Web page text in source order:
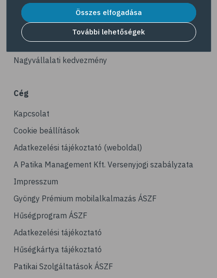
# illóolaj
# fertőző betegségek
# immunrendszer
# látás
# szemszárazság
# stresszcsökkentés
# agy
# agyműködés
# memória
# alvás
# gyerek
# erőszak
# agresszió
# intelligencia
Dermokozmetikumok
Gyöngy Patika Magazin
Patika kereső
Nagyvállalati kedvezmény
Cég
Kapcsolat
Cookie beállítások
Adatkezelési tájékoztató (weboldal)
A Patika Management Kft. Versenyjogi szabályzata
Impresszum
Gyöngy Prémium mobilalkalmazás ÁSZF
Hűségprogram ÁSZF
Adatkezelési tájékoztató
Hűségkártya tájékoztató
Patikai Szolgáltatások ÁSZF
Összes elfogadása
További lehetőségek